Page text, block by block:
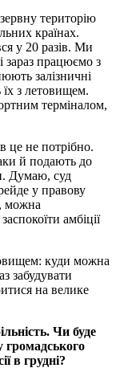
територію
країнах.
у 20 разів. Ми
зараз працюємо з
залізничні
їх з летовищем.
терміналом,
це не потрібно.
й подають до
Думаю, суд
у правову
можна
амбіції
куди можна
забудувати
на велике
Чи буде
громадського
в грудні?